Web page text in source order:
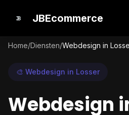
JBEcommerce
Home/Diensten/Webdesign in
🎨 Webdesign in Losser
Webdesign